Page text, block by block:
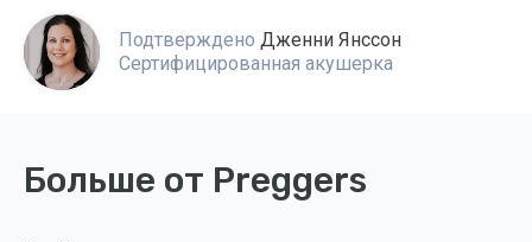
Подтверждено Дженни Янссон
Сертифицированная акушерка
Больше от Preggers